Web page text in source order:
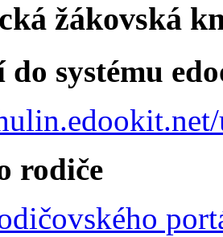
žákovská
do systému
rodiče